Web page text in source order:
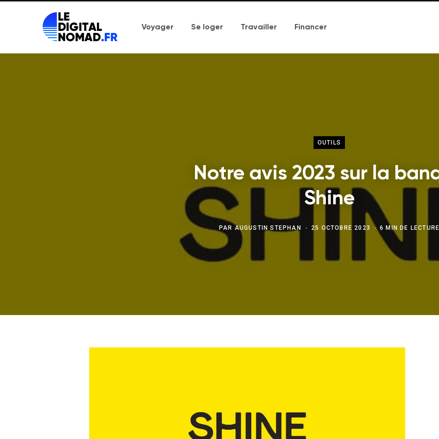
Voyager Se loger Travailler Financer
OUTILS
Notre avis 2023 sur la
Shine
PAR AUGUSTIN STEPHAN 25 OCTOBRE 2023 6 MIN DE